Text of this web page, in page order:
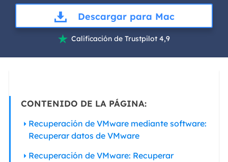
Descargar para Mac
 Calificación de Trustpilot 4,9
CONTENIDO DE LA PÁGINA:
Recuperación de​ VMware mediante software:
Recuperar datos de VMware
Recuperación de VMware: Recuperar